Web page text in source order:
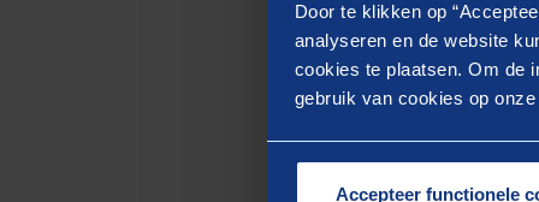
Door te klikken op
analyseren en de website
cookies te plaatsen. Om de
gebruik van cookies op
Accepteer functionele
het